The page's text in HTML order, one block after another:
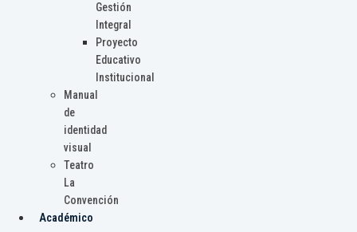
Gestión
Integral
Proyecto
Educativo
Institucional
Manual
de
identidad
visual
Teatro
La
Convención
Académico